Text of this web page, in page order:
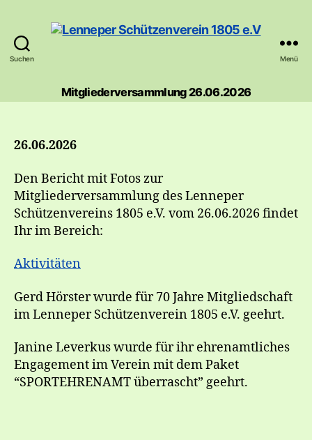
Suchen
Schützenverein
1805
Menü
Mitgliederversammlung 26.06.2026
26.06.2026
Den Bericht mit Fotos zur
Mitgliederversammlung des Lenneper
Schützenvereins 1805 e.V. vom 26.06.2026 findet
Ihr im Bereich:
Aktivitäten
Gerd Hörster wurde für 70 Jahre Mitgliedschaft
im Lenneper Schützenverein 1805 e.V. geehrt.
Janine Leverkus wurde für ihr ehrenamtliches
Engagement im Verein mit dem Paket
“SPORTEHRENAMT überrascht” geehrt.